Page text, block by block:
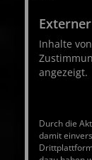
Inhalte
angezeigt.
Durch die
damit